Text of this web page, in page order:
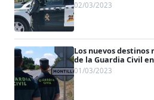
02/03/2023
Los nuevos
de la Guardia Civil
01/03/2023